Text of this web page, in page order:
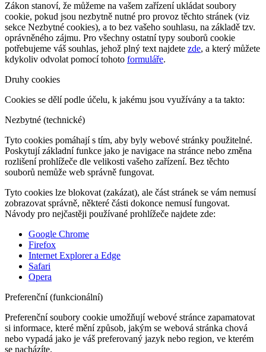
Zákon stanoví, že můžeme na vašem zařízení ukládat soubory
cookie, pokud jsou nezbytně nutné pro provoz těchto stránek (viz
sekce Nezbytné cookies), a to bez vašeho souhlasu, na základě tzv.
oprávněného zájmu. Pro všechny ostatní typy souborů cookie
potřebujeme váš souhlas, jehož plný text najdete zde, a který můžete
kdykoliv odvolat pomocí tohoto formuláře.
Druhy cookies
Cookies se dělí podle účelu, k jakému jsou využívány a ta takto:
Nezbytné (technické)
Tyto cookies pomáhají s tím, aby byly webové stránky použitelné.
Poskytují základní funkce jako je navigace na stránce nebo změna
rozlišení prohlížeče dle velikosti vašeho zařízení. Bez těchto
souborů nemůže web správně fungovat.
Tyto cookies lze blokovat (zakázat), ale část stránek se vám nemusí
zobrazovat správně, některé části dokonce nemusí fungovat.
Návody pro nejčastěji používané prohlížeče najdete zde:
Google Chrome
Firefox
Internet Explorer a Edge
Safari
Opera
Preferenční (funkcionální)
Preferenční soubory cookie umožňují webové stránce zapamatovat
si informace, které mění způsob, jakým se webová stránka chová
nebo vypadá jako je váš preferovaný jazyk nebo region, ve kterém
se nacházíte.